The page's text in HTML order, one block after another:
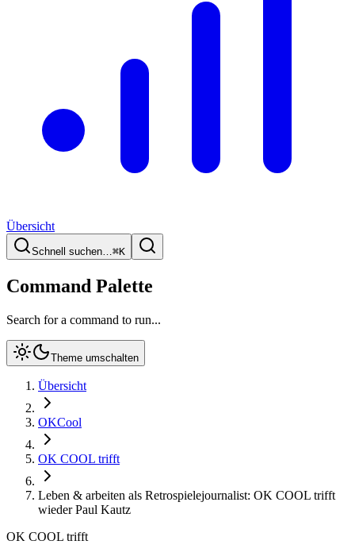
Übersicht
Schnell suchen…⌘K
Command Palette
Search for a command to run...
Theme umschalten
Übersicht
OKCool
OK COOL trifft
Leben & arbeiten als Retrospielejournalist: OK COOL trifft
wieder Paul Kautz
OK COOL trifft